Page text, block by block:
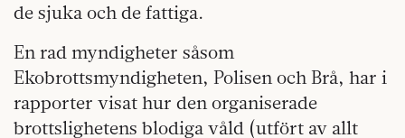
de sjuka och de fattiga.
En rad myndigheter såsom
Ekobrottsmyndigheten, Polisen och Brå, har i
rapporter visat hur den organiserade
brottslighetens blodiga våld (utfört av allt